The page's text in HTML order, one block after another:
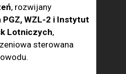
, rozwijany
WZL-2 i Instytut
Lotniczych,
sterowana